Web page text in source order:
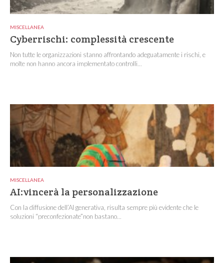
MISCELLANEA
Cyberrischi: complessità crescente
Non tutte le organizzazioni stanno affrontando adeguatamente i rischi, e
molte non hanno ancora implementato controlli...
MISCELLANEA
AI:vincerà la personalizzazione
Con la diffusione dell’AI generativa, risulta sempre più evidente che le
soluzioni “preconfezionate”non bastano...